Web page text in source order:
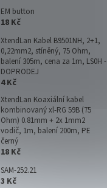
EM button
18 Kč
XtendLan Kabel B9501NH, 2+1,
0,22mm2, stíněný, 75 Ohm,
balení 305m, cena za 1m, LS0H -
DOPRODEJ
4 Kč
XtendLan Koaxiální kabel
kombinovaný xl-RG 59B (75
Ohm) 0.81mm + 2x 1mm2
vodič, 1m, balení 200m, PE
černý
18 Kč
SAM-252.21
3 Kč